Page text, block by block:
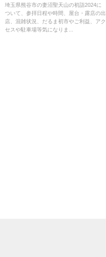
やアクセスは？
埼玉県熊谷市の妻沼聖天山の初詣2024に
ついて、参拝日程や時間、屋台・露店の出
店、混雑状況、だるま初市やご利益、アク
セスや駐車場等気になりま...